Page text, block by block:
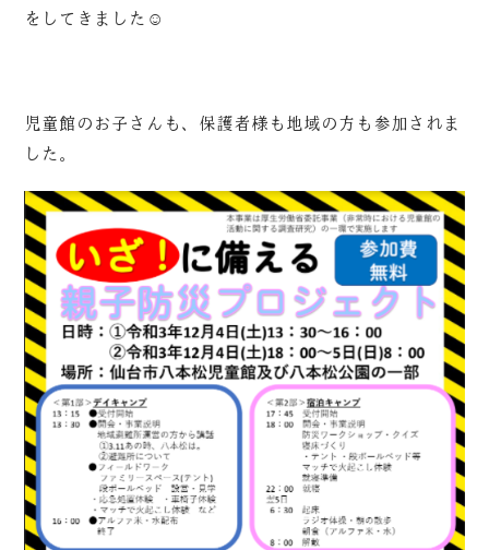
をしてきました☺
児童館のお子さんも、保護者様も地域の方も参加されま
した。